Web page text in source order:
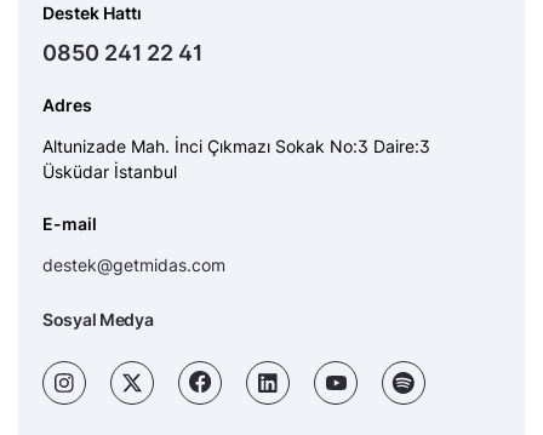
Destek Hattı
0850 241 22 41
Adres
Altunizade Mah. İnci Çıkmazı Sokak No:3 Daire:3
Üsküdar İstanbul
E-mail
destek@getmidas.com
Sosyal Medya